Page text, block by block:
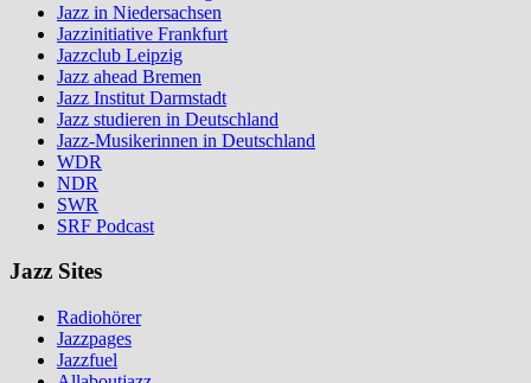
Jazz in Niedersachsen
Jazzinitiative Frankfurt
Jazzclub Leipzig
Jazz ahead Bremen
Jazz Institut Darmstadt
Jazz studieren in Deutschland
Jazz-Musikerinnen in Deutschland
WDR
NDR
SWR
SRF Podcast
Jazz Sites
Radiohörer
Jazzpages
Jazzfuel